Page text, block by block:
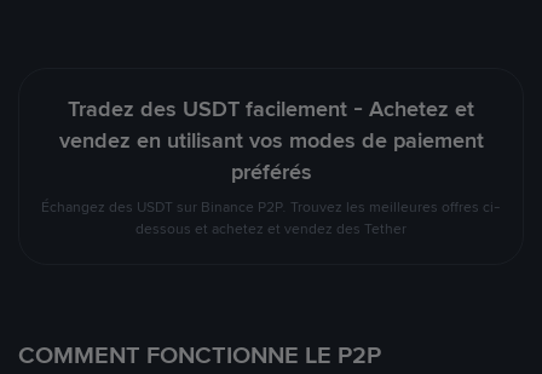
Tradez des USDT facilement - Achetez et
vendez en utilisant vos modes de paiement
préférés
Échangez des USDT sur Binance P2P. Trouvez les meilleures offres ci-
dessous et achetez et vendez des Tether
COMMENT FONCTIONNE LE P2P